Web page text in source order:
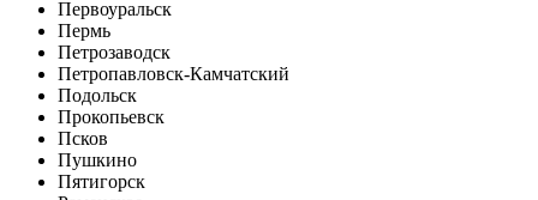
Первоуральск
Пермь
Петрозаводск
Петропавловск-Камчатский
Подольск
Прокопьевск
Псков
Пушкино
Пятигорск